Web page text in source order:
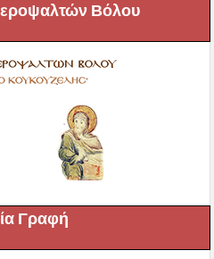
Βόλου
Γραφή